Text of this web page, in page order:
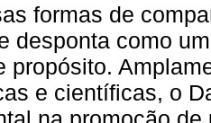
formas de
desponta como
propósito.
e científicas, o